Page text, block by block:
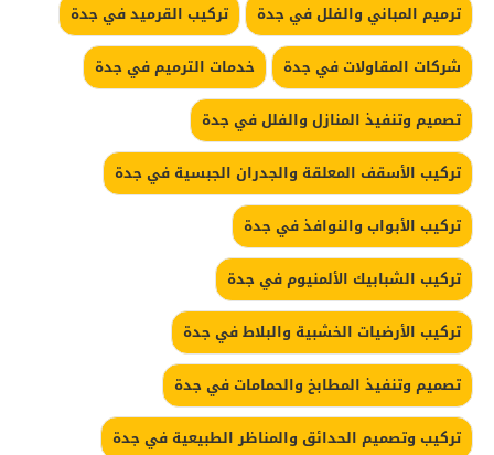
ترميم المباني والفلل في جدة
تركيب القرميد في جدة
شركات المقاولات في جدة
خدمات الترميم في جدة
تصميم وتنفيذ المنازل والفلل في جدة
تركيب الأسقف المعلقة والجدران الجبسية في جدة
تركيب الأبواب والنوافذ في جدة
تركيب الشبابيك الألمنيوم في جدة
تركيب الأرضيات الخشبية والبلاط في جدة
تصميم وتنفيذ المطابخ والحمامات في جدة
تركيب وتصميم الحدائق والمناظر الطبيعية في جدة